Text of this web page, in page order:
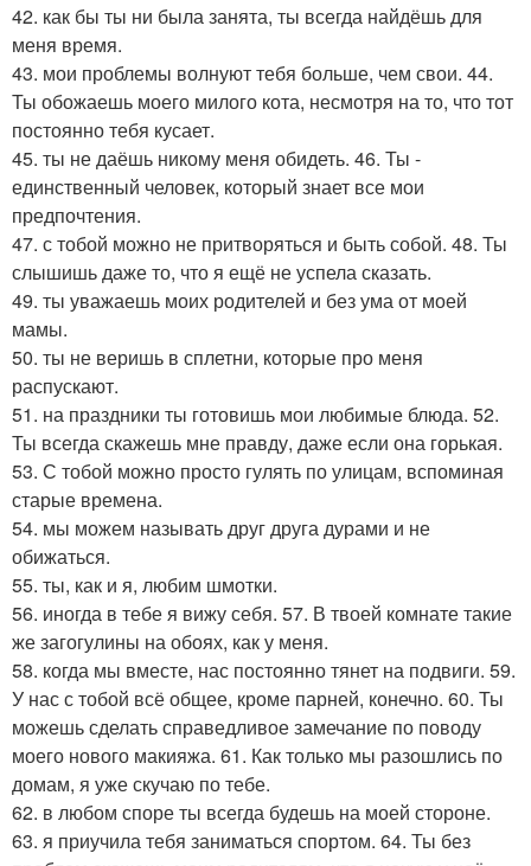
42. как бы ты ни была занята, ты всегда найдёшь для
меня время.
43. мои проблемы волнуют тебя больше, чем свои. 44.
Ты обожаешь моего милого кота, несмотря на то, что тот
постоянно тебя кусает.
45. ты не даёшь никому меня обидеть. 46. Ты -
единственный человек, который знает все мои
предпочтения.
47. с тобой можно не притворяться и быть собой. 48. Ты
слышишь даже то, что я ещё не успела сказать.
49. ты уважаешь моих родителей и без ума от моей
мамы.
50. ты не веришь в сплетни, которые про меня
распускают.
51. на праздники ты готовишь мои любимые блюда. 52.
Ты всегда скажешь мне правду, даже если она горькая.
53. С тобой можно просто гулять по улицам, вспоминая
старые времена.
54. мы можем называть друг друга дурами и не
обижаться.
55. ты, как и я, любим шмотки.
56. иногда в тебе я вижу себя. 57. В твоей комнате такие
же загогулины на обоях, как у меня.
58. когда мы вместе, нас постоянно тянет на подвиги. 59.
У нас с тобой всё общее, кроме парней, конечно. 60. Ты
можешь сделать справедливое замечание по поводу
моего нового макияжа. 61. Как только мы разошлись по
домам, я уже скучаю по тебе.
62. в любом споре ты всегда будешь на моей стороне.
63. я приучила тебя заниматься спортом. 64. Ты без